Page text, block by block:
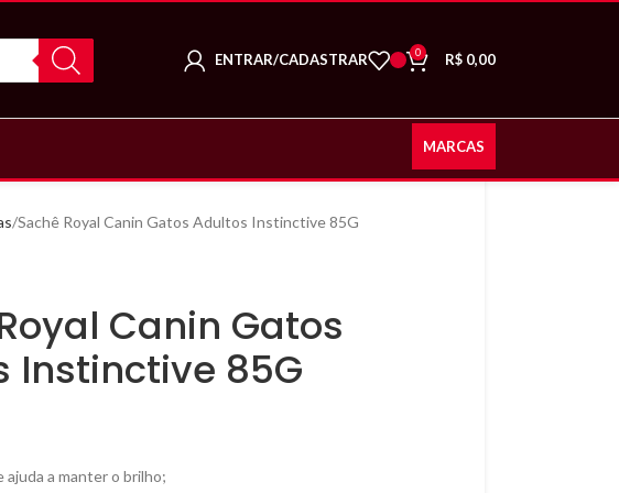
ENTRAR/CADASTRAR 0 R$ 0,00
MARCAS
Sachê Royal Canin Gatos Adultos Instinctive 85G
Canin Gatos
Instinctive 85G
ajuda a manter o brilho;